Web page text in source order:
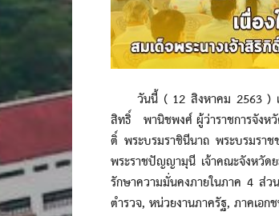
วันนี้ ( 12 สิงหาคม 2563 ) เว
สิทธิ์ พานิชพงศ์ ผู้ว่าราชการจังหวั
ติ์ พระบรมราชินีนาถ พระบรมรา
พระราชปัญญามุนี เจ้าคณะจังหวั
รักษาความมั่นคงภายในภาค 4 ส่
ตำรวจ, หน่วยงานภาครัฐ, ภาคเอก